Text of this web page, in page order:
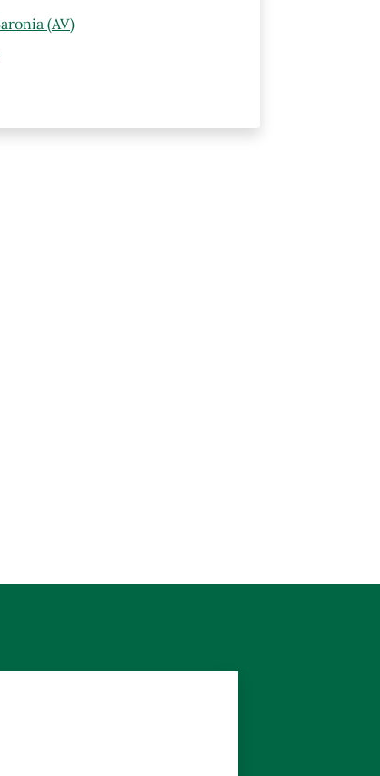
(AV)